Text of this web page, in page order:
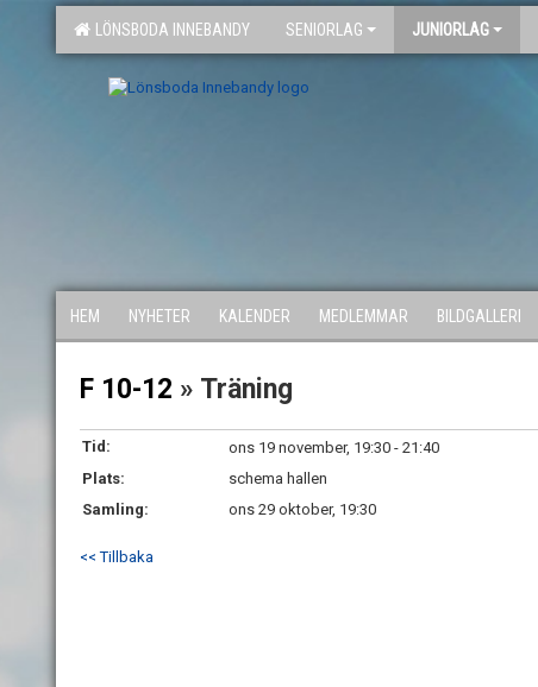
LÖNSBODA INNEBANDY SENIORLAG JUNIORLAG
HEM NYHETER KALENDER MEDLEMMAR BILDGALLERI
F 10-12 » Träning
Tid:
ons 19 november, 19:30 - 21:40
Plats:
schema hallen
Samling:
ons 29 oktober, 19:30
<< Tillbaka